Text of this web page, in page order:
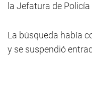
la Jefatura de
La búsqueda había
y se suspendió